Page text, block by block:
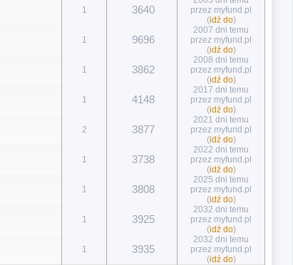
1 3640
przez myfund.pl
(idź do)
1 9696
2007 dni temu
przez myfund.pl
(idź do)
1 3862
2008 dni temu
przez myfund.pl
(idź do)
1 4148
2017 dni temu
przez myfund.pl
(idź do)
2 3877
2021 dni temu
przez myfund.pl
(idź do)
1 3738
2022 dni temu
przez myfund.pl
(idź do)
1 3808
2025 dni temu
przez myfund.pl
(idź do)
1 3925
2032 dni temu
przez myfund.pl
(idź do)
1 3935
2032 dni temu
przez myfund.pl
(idź do)